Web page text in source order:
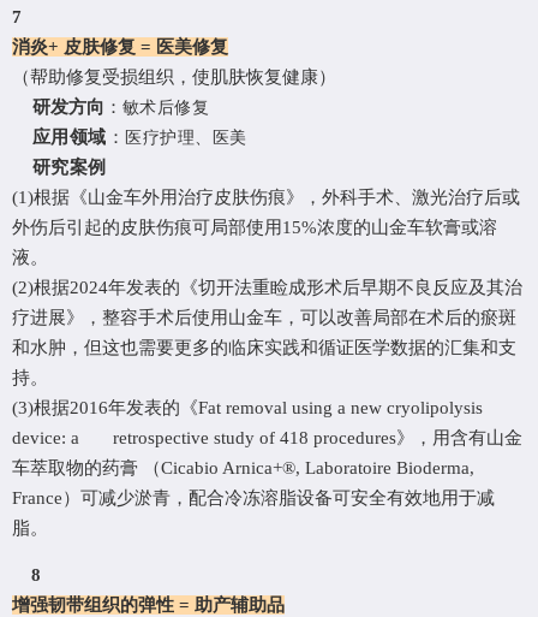
7
消炎+ 皮肤修复 = 医美修复
（帮助修复受损组织，使肌肤恢复健康）
研发方向 ： 敏术后修复
应用领域 ： 医疗护理、医美
研究案例
(1)根据《山金车外用治疗皮肤伤痕》， 外科手术、激光治疗后或
外伤后引起的皮肤伤痕可局部使用15%浓度的山金车软膏或溶
液。
(2)根据2024年发表的《切开法重睑成形术后早期不良反应及其治
疗进展》，整容手术后使用山金车，可以改善局部在术后的瘀斑
和水肿，但这也需要更多的临床实践和循证医学数据的汇集和支
持。
(3)根据2016年发表的《Fat removal using a new cryolipolysis
device: a retrospective study of 418 procedures》，用含有山金
车萃取物的药膏 （Cicabio Arnica+®, Laboratoire Bioderma,
France）可减少淤青，配合冷冻溶脂设备可安全有效地用于减
脂。
8
增强韧带组织的弹性 = 助产辅助品